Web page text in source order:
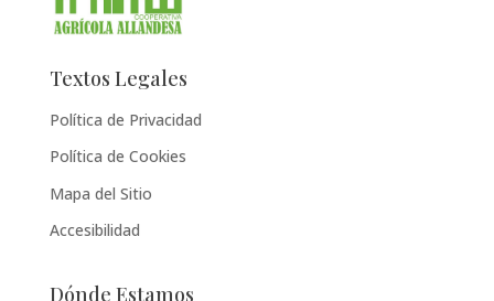
Textos Legales
Política de Privacidad
Política de Cookies
Mapa del Sitio
Accesibilidad
Dónde Estamos